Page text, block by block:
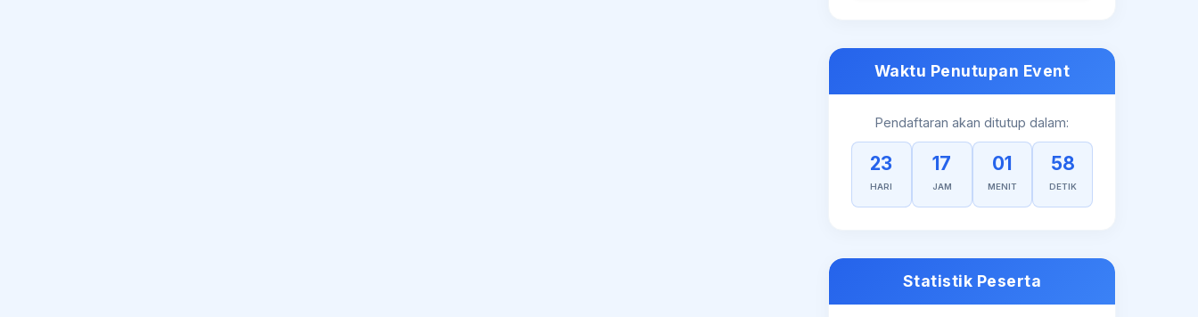
Waktu Penutupan Event
Pendaftaran akan ditutup dalam:
23
HARI
17
JAM
01
MENIT
57
DETIK
Statistik Peserta